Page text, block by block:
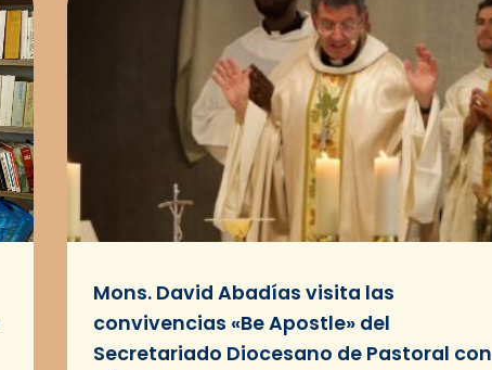
Mons. David Abadías visita las
convivencias «Be Apostle» del
Secretariado Diocesano de Pastoral con